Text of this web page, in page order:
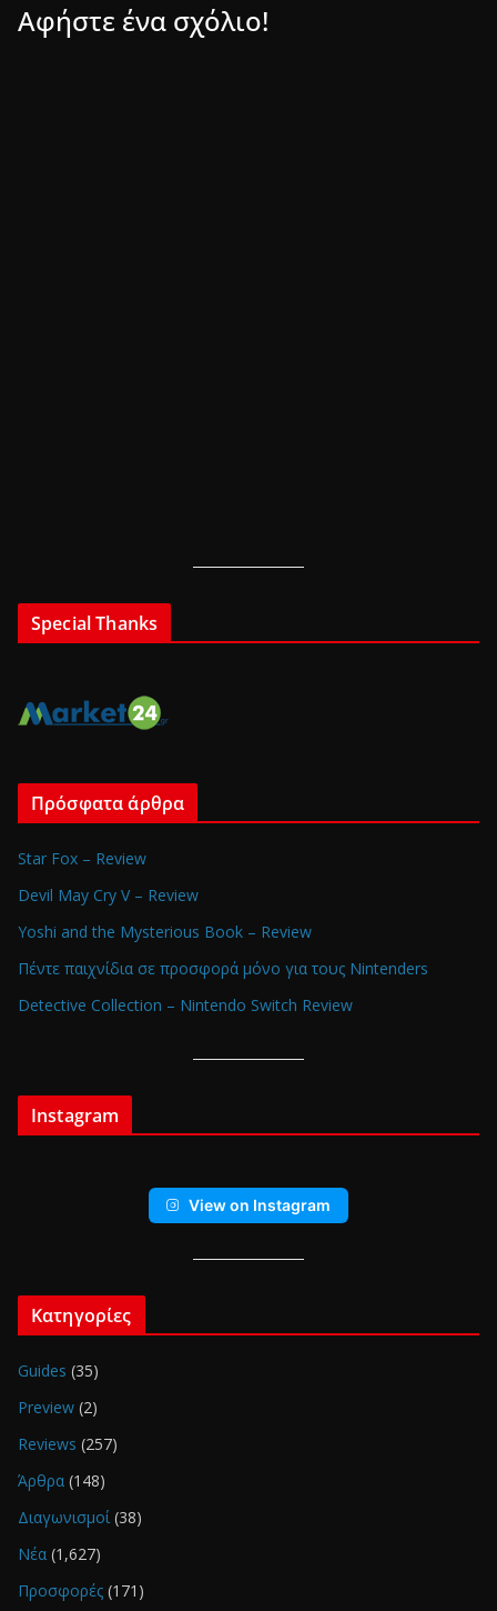
Αφήστε ένα σχόλιο!
Special Thanks
Πρόσφατα άρθρα
Star Fox – Review
Devil May Cry V – Review
Yoshi and the Mysterious Book – Review
Πέντε παιχνίδια σε προσφορά μόνο για τους Nintenders
Detective Collection – Nintendo Switch Review
Instagram
View on Instagram
Κατηγορίες
Guides (35)
Preview (2)
Reviews (257)
Άρθρα (148)
Διαγωνισμοί(38)
Νέα (1,627)
Προσφορές (171)